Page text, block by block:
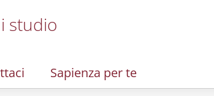
studio
Sapienza per te